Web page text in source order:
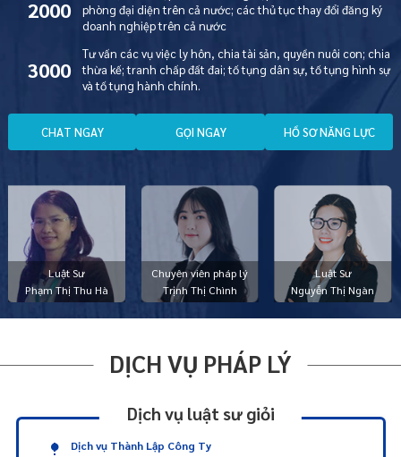
Luật Sư
Phạm Thị Thu Hà
Chuyên viên pháp lý
Trịnh Thị Chình
Luật Sư
Nguyễn Thị Ngàn
2000
phòng đại diện trên cả nước; các thủ tục thay đổi đăng ký
doanh nghiệp trên cả nước
3000
Tư vấn các vụ việc ly hôn, chia tài sản, quyền nuôi con; chia
thừa kế; tranh chấp đất đai; tố tụng dân sự, tố tụng hình sự
và tố tụng hành chính.
CHAT NGAY GỌI NGAY HỒ SƠ NĂNG LỰC
DỊCH VỤ PHÁP LÝ
Dịch vụ luật sư giỏi
Dịch vụ Thành Lập Công Ty